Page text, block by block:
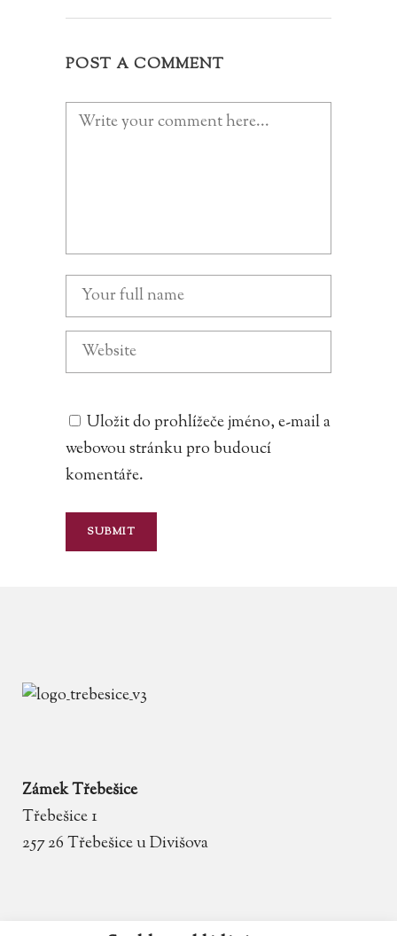
POST A COMMENT
Uložit do prohlížeče jméno, e-mail a
webovou stránku pro budoucí
komentáře.
Zámek Třebešice
Třebešice 1
257 26 Třebešice u Divišova